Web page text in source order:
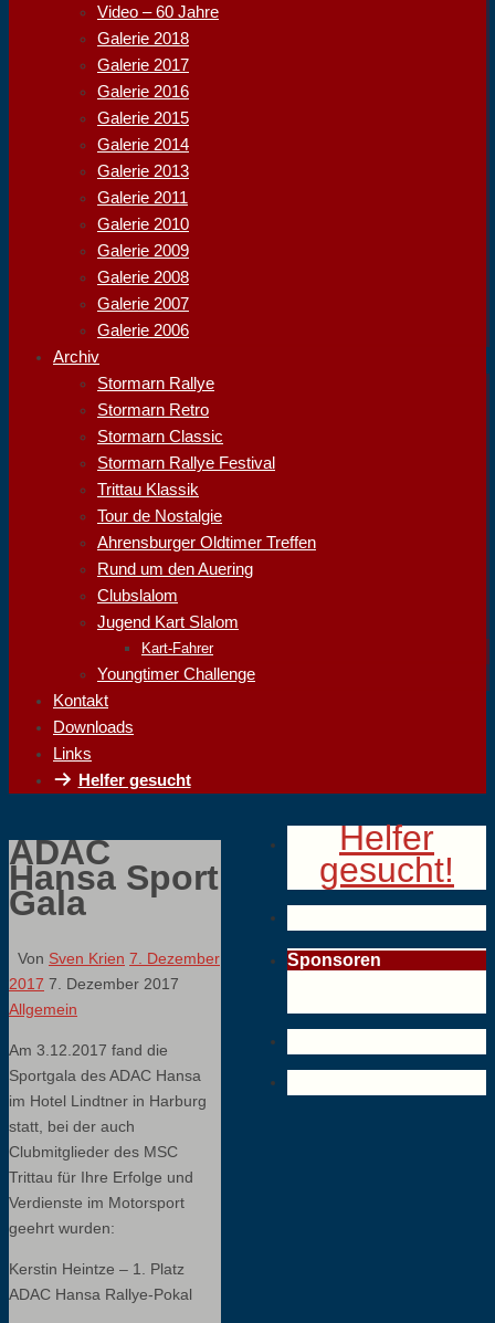
Video – 60 Jahre
Galerie 2018
Galerie 2017
Galerie 2016
Galerie 2015
Galerie 2014
Galerie 2013
Galerie 2011
Galerie 2010
Galerie 2009
Galerie 2008
Galerie 2007
Galerie 2006
Archiv
Stormarn Rallye
Stormarn Retro
Stormarn Classic
Stormarn Rallye Festival
Trittau Klassik
Tour de Nostalgie
Ahrensburger Oldtimer Treffen
Rund um den Auering
Clubslalom
Jugend Kart Slalom
Kart-Fahrer
Youngtimer Challenge
Kontakt
Downloads
Links
Helfer gesucht
ADAC
Hansa Sport
Gala
Von Sven Krien 7. Dezember
2017 7. Dezember 2017
Allgemein
Am 3.12.2017 fand die
Sportgala des ADAC Hansa
im Hotel Lindtner in Harburg
statt, bei der auch
Clubmitglieder des MSC
Trittau für Ihre Erfolge und
Verdienste im Motorsport
geehrt wurden:
Kerstin Heintze – 1. Platz
ADAC Hansa Rallye-Pokal
Helfer
gesucht!
Sponsoren